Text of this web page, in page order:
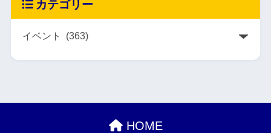
カテゴリー
HOME